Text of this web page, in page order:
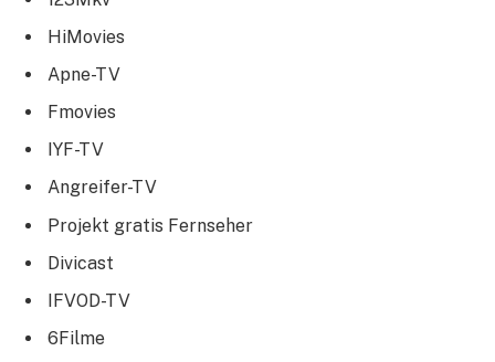
HiMovies
Apne-TV
Fmovies
IYF-TV
Angreifer-TV
Projekt gratis Fernseher
Divicast
IFVOD-TV
6Filme